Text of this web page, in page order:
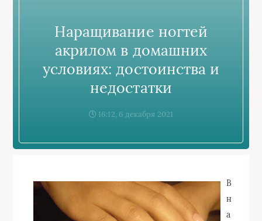
Наращивание ногтей
акрилом в домашних
условиях: достоинства и
недостатки
16:12, 6 декабря 2021
В
н
а